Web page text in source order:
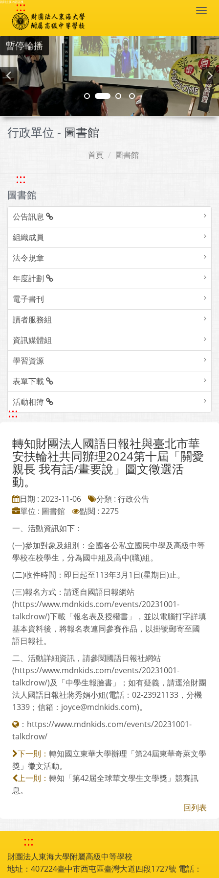
跳到主要內容區塊
:::
暫停輪播
行政單位 - 圖書館
首頁 圖書館
:::
圖書館
公告訊息
組織成員
法令規章
年度計劃
電子書刊
讀者服務組
資訊媒體組
學習資源
表單下載
活動相簿
:::
轉知財團法人國語日報社與臺北市華
安扶輪社共同辦理2024第十屆「關愛
親長 我有話/畫要說」圖文徵選活
動。
日期 : 2023-11-06
分類 : 行政公告
單位 : 圖書館
點閱 : 2275
一、活動資訊如下：
(一)參加對象及組別：全國各公私立國民中學及高級中等
學校在校學生，分為國中組及高中(職)組。
(二)收件時間：即日起至113年3月1日(星期日)止。
(三)報名方式：請逕自國語日報網站
(https://www.mdnkids.com/events/20231001-
talkdrow/)下載「報名表及授權書」，並以電腦打字詳填
基本資料後，將報名表連同參賽作品，以掛號郵寄至國
語日報社。
二、活動詳細資訊，請參閱國語日報社網站
(https://www.mdnkids.com/events/20231001-
talkdrow/)及「中學生報臉書」；如有疑義，請逕洽財團
法人國語日報社蔣秀娟小姐(電話：02-23921133，分機
1339；信箱：joyce@mdnkids.com)。
： https://www.mdnkids.com/events/20231001-
talkdrow/
下一則： 轉知國立東華大學辦理「第24屆東華奇萊文學
獎」徵文活動。
上一則： 轉知「第42屆全球華文學生文學獎」競賽訊
息。
回列表
:::
財團法人東海大學附屬高級中等學校
地址：407224臺中市西屯區臺灣大道四段1727號 電話：